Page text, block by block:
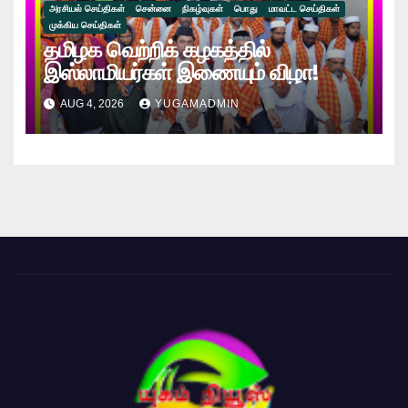
அரசியல் செய்திகள் சென்னை நிகழ்வுகள் பொது
மாவட்ட செய்திகள்
முக்கிய செய்திகள்
தமிழக வெற்றிக் கழகத்தில்
இஸ்லாமியர்கள் இணையும் விழா!
AUG 4, 2026 YUGAMADMIN